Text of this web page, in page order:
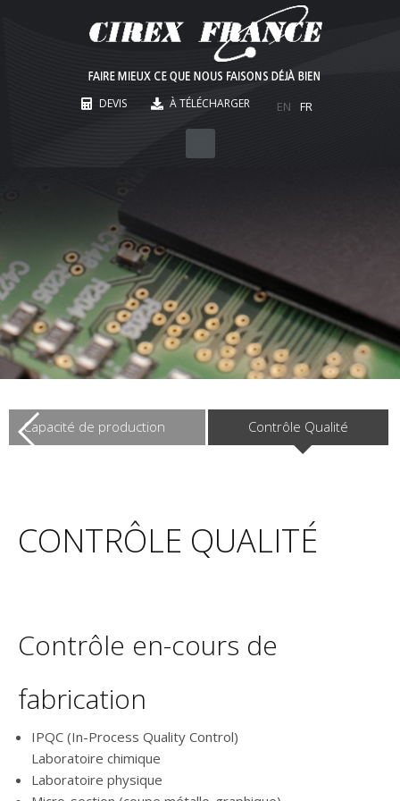
DEVIS À TÉLÉCHARGER EN FR
Capacité de production Contrôle Qualité
CONTRÔLE QUALITÉ
Contrôle en-cours de
fabrication
IPQC (In-Process Quality Control)
Laboratoire chimique
Laboratoire physique